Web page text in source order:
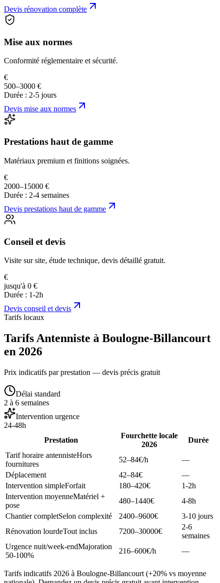
Devis rénovation complète
Mise aux normes
Conformité réglementaire et sécurité.
€
500–3000 €
Durée : 2-5 jours
Devis mise aux normes
Prestations haut de gamme
Matériaux premium et finitions soignées.
€
2000–15000 €
Durée : 2-4 semaines
Devis prestations haut de gamme
Conseil et devis
Visite sur site, étude technique, devis détaillé gratuit.
€
jusqu'à 0 €
Durée : 1-2h
Devis conseil et devis
Tarifs locaux
Tarifs Antenniste à Boulogne-Billancourt
en 2026
Prix indicatifs par prestation — devis précis gratuit
Délai standard
2 à 6 semaines
Intervention urgence
24-48h
Prestation
Fourchette locale
2026
Durée
Tarif horaire antennisteHors
fournitures
52–84€/h
—
Déplacement
42–84€
—
Intervention simpleForfait 180–420€
1-2h
Intervention moyenneMatériel +
pose
480–1440€
4-8h
Chantier completSelon complexité 2400–9600€
3-10 jours
Rénovation lourdeTout inclus 7200–30000€
2-6
semaines
Urgence nuit/week-endMajoration
50-100%
216–600€/h —
Tarifs indicatifs 2026 à Boulogne-Billancourt (+20% vs moyenne